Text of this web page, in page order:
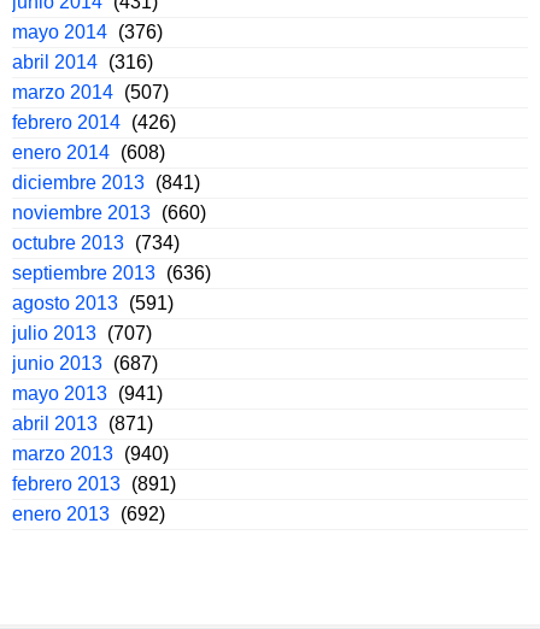
mayo 2014 (376)
abril 2014 (316)
marzo 2014 (507)
febrero 2014 (426)
enero 2014 (608)
diciembre 2013 (841)
noviembre 2013 (660)
octubre 2013 (734)
septiembre 2013 (636)
agosto 2013 (591)
julio 2013 (707)
junio 2013 (687)
mayo 2013 (941)
abril 2013 (871)
marzo 2013 (940)
febrero 2013 (891)
enero 2013 (692)